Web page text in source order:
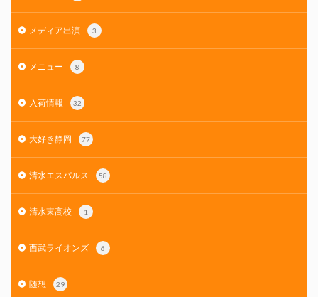
メディア出演 3
メニュー 8
入荷情報 32
大好き静岡 77
清水エスパルス 58
清水東高校 1
西武ライオンズ 6
随想 29